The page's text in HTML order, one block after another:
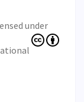
under